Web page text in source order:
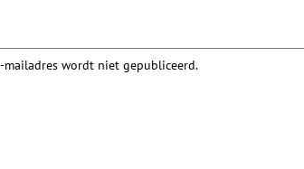
mailadres wordt niet gepubliceerd.